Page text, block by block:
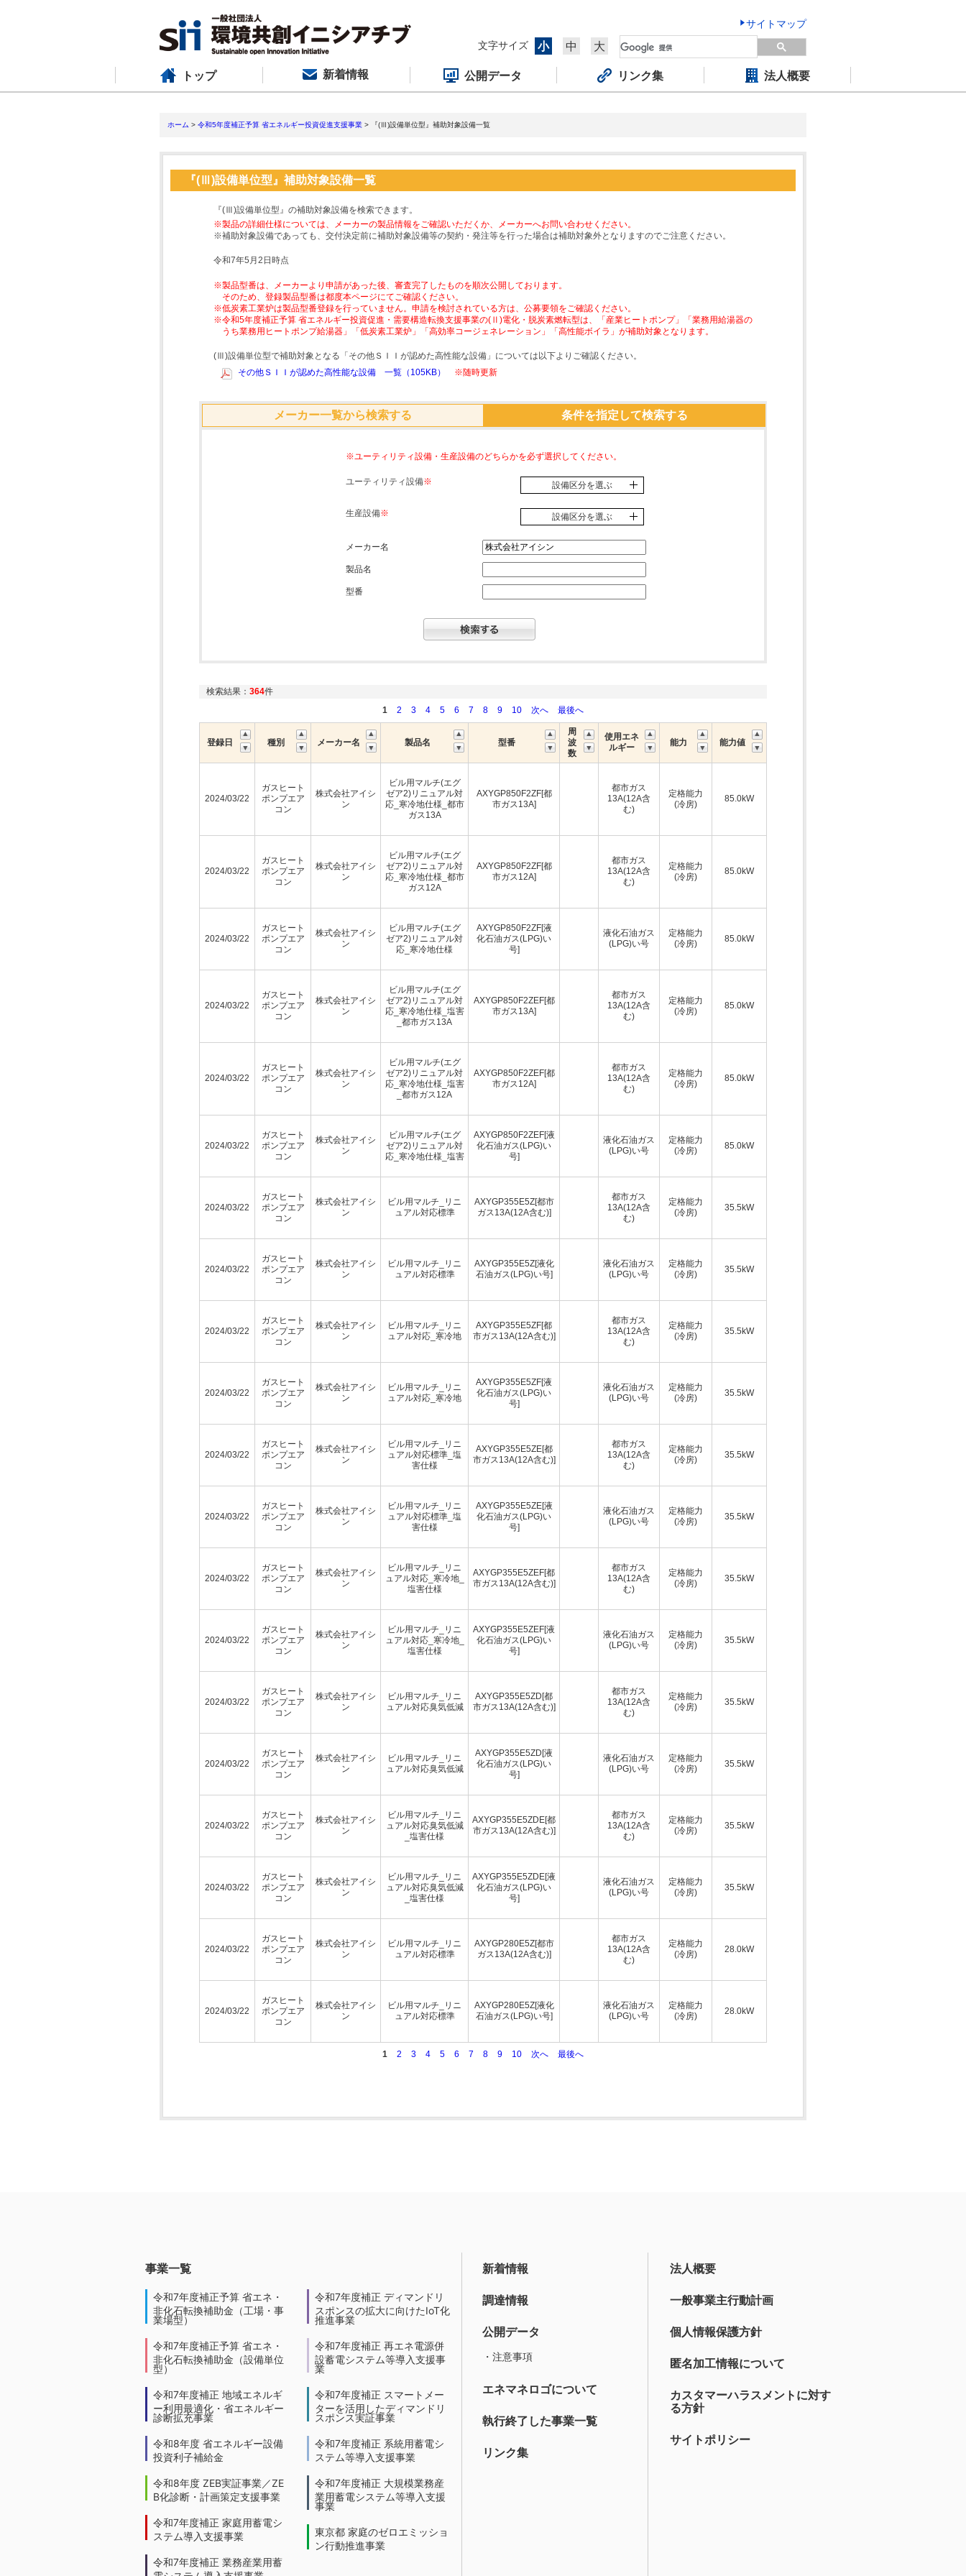
サイトマップ
文字サイズ
小 中 大
トップ 新着情報 公開データ リンク集 法人概要
ホーム > 令和5年度補正予算 省エネルギー投資促進支援事業 > 『(Ⅲ)設備単位型』補助対象設備一覧
『(Ⅲ)設備単位型』補助対象設備一覧
『(Ⅲ)設備単位型』の補助対象設備を検索できます。
※製品の詳細仕様については、メーカーの製品情報をご確認いただくか、メーカーへお問い合わせください。
※補助対象設備であっても、交付決定前に補助対象設備等の契約・発注等を行った場合は補助対象外となりますのでご注意ください。
令和7年5月2日時点
※製品型番は、メーカーより申請があった後、審査完了したものを順次公開しております。
そのため、登録製品型番は都度本ページにてご確認ください。
※低炭素工業炉は製品型番登録を行っていません。申請を検討されている方は、公募要領をご確認ください。
※令和5年度補正予算 省エネルギー投資促進・需要構造転換支援事業の(Ⅱ)電化・脱炭素燃転型は、「産業ヒートポンプ」「業務用給湯器の
うち業務用ヒートポンプ給湯器」「低炭素工業炉」「高効率コージェネレーション」「高性能ボイラ」が補助対象となります。
(Ⅲ)設備単位型で補助対象となる「その他ＳＩＩが認めた高性能な設備」については以下よりご確認ください。
その他ＳＩＩが認めた高性能な設備 一覧（105KB）
※随時更新
メーカー一覧から検索する 条件を指定して検索する
※ユーティリティ設備・生産設備のどちらかを必ず選択してください。
ユーティリティ設備※ 設備区分を選ぶ
生産設備※ 設備区分を選ぶ
メーカー名
製品名
型番
検索結果： 364件
1
2 3 4 5 6 7 8 9 10 次へ 最後へ
登録日 種別 メーカー名 製品名 型番
周
波
数
使用エネ
ルギー
能力 能力値
2024/03/22
ガスヒート
ポンプエア
コン
株式会社アイシ
ン
ビル用マルチ(エグ
ゼア2)リニュアル対
応_寒冷地仕様_都市
ガス13A
AXYGP850F2ZF[都
市ガス13A]
都市ガス
13A(12A含
む)
定格能力
(冷房)
85.0kW
2024/03/22
ガスヒート
ポンプエア
コン
株式会社アイシ
ン
ビル用マルチ(エグ
ゼア2)リニュアル対
応_寒冷地仕様_都市
ガス12A
AXYGP850F2ZF[都
市ガス12A]
都市ガス
13A(12A含
む)
定格能力
(冷房)
85.0kW
2024/03/22
ガスヒート
ポンプエア
コン
株式会社アイシ
ン
ビル用マルチ(エグ
ゼア2)リニュアル対
応_寒冷地仕様
AXYGP850F2ZF[液
化石油ガス(LPG)い
号]
液化石油ガス
(LPG)い号
定格能力
(冷房)
85.0kW
2024/03/22
ガスヒート
ポンプエア
コン
株式会社アイシ
ン
ビル用マルチ(エグ
ゼア2)リニュアル対
応_寒冷地仕様_塩害
_都市ガス13A
AXYGP850F2ZEF[都
市ガス13A]
都市ガス
13A(12A含
む)
定格能力
(冷房)
85.0kW
2024/03/22
ガスヒート
ポンプエア
コン
株式会社アイシ
ン
ビル用マルチ(エグ
ゼア2)リニュアル対
応_寒冷地仕様_塩害
_都市ガス12A
AXYGP850F2ZEF[都
市ガス12A]
都市ガス
13A(12A含
む)
定格能力
(冷房)
85.0kW
2024/03/22
ガスヒート
ポンプエア
コン
株式会社アイシ
ン
ビル用マルチ(エグ
ゼア2)リニュアル対
応_寒冷地仕様_塩害
AXYGP850F2ZEF[液
化石油ガス(LPG)い
号]
液化石油ガス
(LPG)い号
定格能力
(冷房)
85.0kW
2024/03/22
ガスヒート
ポンプエア
コン
株式会社アイシ
ン
ビル用マルチ_リニ
ュアル対応標準
AXYGP355E5Z[都市
ガス13A(12A含む)]
都市ガス
13A(12A含
む)
定格能力
(冷房)
35.5kW
2024/03/22
ガスヒート
ポンプエア
コン
株式会社アイシ
ン
ビル用マルチ_リニ
ュアル対応標準
AXYGP355E5Z[液化
石油ガス(LPG)い号]
液化石油ガス
(LPG)い号
定格能力
(冷房)
35.5kW
2024/03/22
ガスヒート
ポンプエア
コン
株式会社アイシ
ン
ビル用マルチ_リニ
ュアル対応_寒冷地
AXYGP355E5ZF[都
市ガス13A(12A含む)]
都市ガス
13A(12A含
む)
定格能力
(冷房)
35.5kW
2024/03/22
ガスヒート
ポンプエア
コン
株式会社アイシ
ン
ビル用マルチ_リニ
ュアル対応_寒冷地
AXYGP355E5ZF[液
化石油ガス(LPG)い
号]
液化石油ガス
(LPG)い号
定格能力
(冷房)
35.5kW
2024/03/22
ガスヒート
ポンプエア
コン
株式会社アイシ
ン
ビル用マルチ_リニ
ュアル対応標準_塩
害仕様
AXYGP355E5ZE[都
市ガス13A(12A含む)]
都市ガス
13A(12A含
む)
定格能力
(冷房)
35.5kW
2024/03/22
ガスヒート
ポンプエア
コン
株式会社アイシ
ン
ビル用マルチ_リニ
ュアル対応標準_塩
害仕様
AXYGP355E5ZE[液
化石油ガス(LPG)い
号]
液化石油ガス
(LPG)い号
定格能力
(冷房)
35.5kW
2024/03/22
ガスヒート
ポンプエア
コン
株式会社アイシ
ン
ビル用マルチ_リニ
ュアル対応_寒冷地_
塩害仕様
AXYGP355E5ZEF[都
市ガス13A(12A含む)]
都市ガス
13A(12A含
む)
定格能力
(冷房)
35.5kW
2024/03/22
ガスヒート
ポンプエア
コン
株式会社アイシ
ン
ビル用マルチ_リニ
ュアル対応_寒冷地_
塩害仕様
AXYGP355E5ZEF[液
化石油ガス(LPG)い
号]
液化石油ガス
(LPG)い号
定格能力
(冷房)
35.5kW
2024/03/22
ガスヒート
ポンプエア
コン
株式会社アイシ
ン
ビル用マルチ_リニ
ュアル対応臭気低減
AXYGP355E5ZD[都
市ガス13A(12A含む)]
都市ガス
13A(12A含
む)
定格能力
(冷房)
35.5kW
2024/03/22
ガスヒート
ポンプエア
コン
株式会社アイシ
ン
ビル用マルチ_リニ
ュアル対応臭気低減
AXYGP355E5ZD[液
化石油ガス(LPG)い
号]
液化石油ガス
(LPG)い号
定格能力
(冷房)
35.5kW
2024/03/22
ガスヒート
ポンプエア
コン
株式会社アイシ
ン
ビル用マルチ_リニ
ュアル対応臭気低減
_塩害仕様
AXYGP355E5ZDE[都
市ガス13A(12A含む)]
都市ガス
13A(12A含
む)
定格能力
(冷房)
35.5kW
2024/03/22
ガスヒート
ポンプエア
コン
株式会社アイシ
ン
ビル用マルチ_リニ
ュアル対応臭気低減
_塩害仕様
AXYGP355E5ZDE[液
化石油ガス(LPG)い
号]
液化石油ガス
(LPG)い号
定格能力
(冷房)
35.5kW
2024/03/22
ガスヒート
ポンプエア
コン
株式会社アイシ
ン
ビル用マルチ_リニ
ュアル対応標準
AXYGP280E5Z[都市
ガス13A(12A含む)]
都市ガス
13A(12A含
む)
定格能力
(冷房)
28.0kW
2024/03/22
ガスヒート
ポンプエア
コン
株式会社アイシ
ン
ビル用マルチ_リニ
ュアル対応標準
AXYGP280E5Z[液化
石油ガス(LPG)い号]
液化石油ガス
(LPG)い号
定格能力
(冷房)
28.0kW
1 2 3 4 5 6 7 8 9 10 次へ 最後へ
事業一覧
令和7年度補正予算 省エネ・
非化石転換補助金（工場・事
業場型）
令和7年度補正予算 省エネ・
非化石転換補助金（設備単位
型）
令和7年度補正 地域エネルギ
ー利用最適化・省エネルギー
診断拡充事業
令和8年度 省エネルギー設備
投資利子補給金
令和8年度 ZEB実証事業／ZE
B化診断・計画策定支援事業
令和7年度補正 家庭用蓄電シ
ステム導入支援事業
令和7年度補正 業務産業用蓄
令和7年度補正 ディマンドリ
スポンスの拡大に向けたIoT化
推進事業
令和7年度補正 再エネ電源併
設蓄電システム等導入支援事
業
令和7年度補正 スマートメー
ターを活用したディマンドリ
スポンス実証事業
令和7年度補正 系統用蓄電シ
ステム等導入支援事業
令和7年度補正 大規模業務産
業用蓄電システム等導入支援
事業
東京都 家庭のゼロエミッショ
ン行動推進事業
新着情報
調達情報
公開データ
・注意事項
エネマネロゴについて
執行終了した事業一覧
リンク集
法人概要
一般事業主行動計画
個人情報保護方針
匿名加工情報について
カスタマーハラスメントに対す
る方針
サイトポリシー